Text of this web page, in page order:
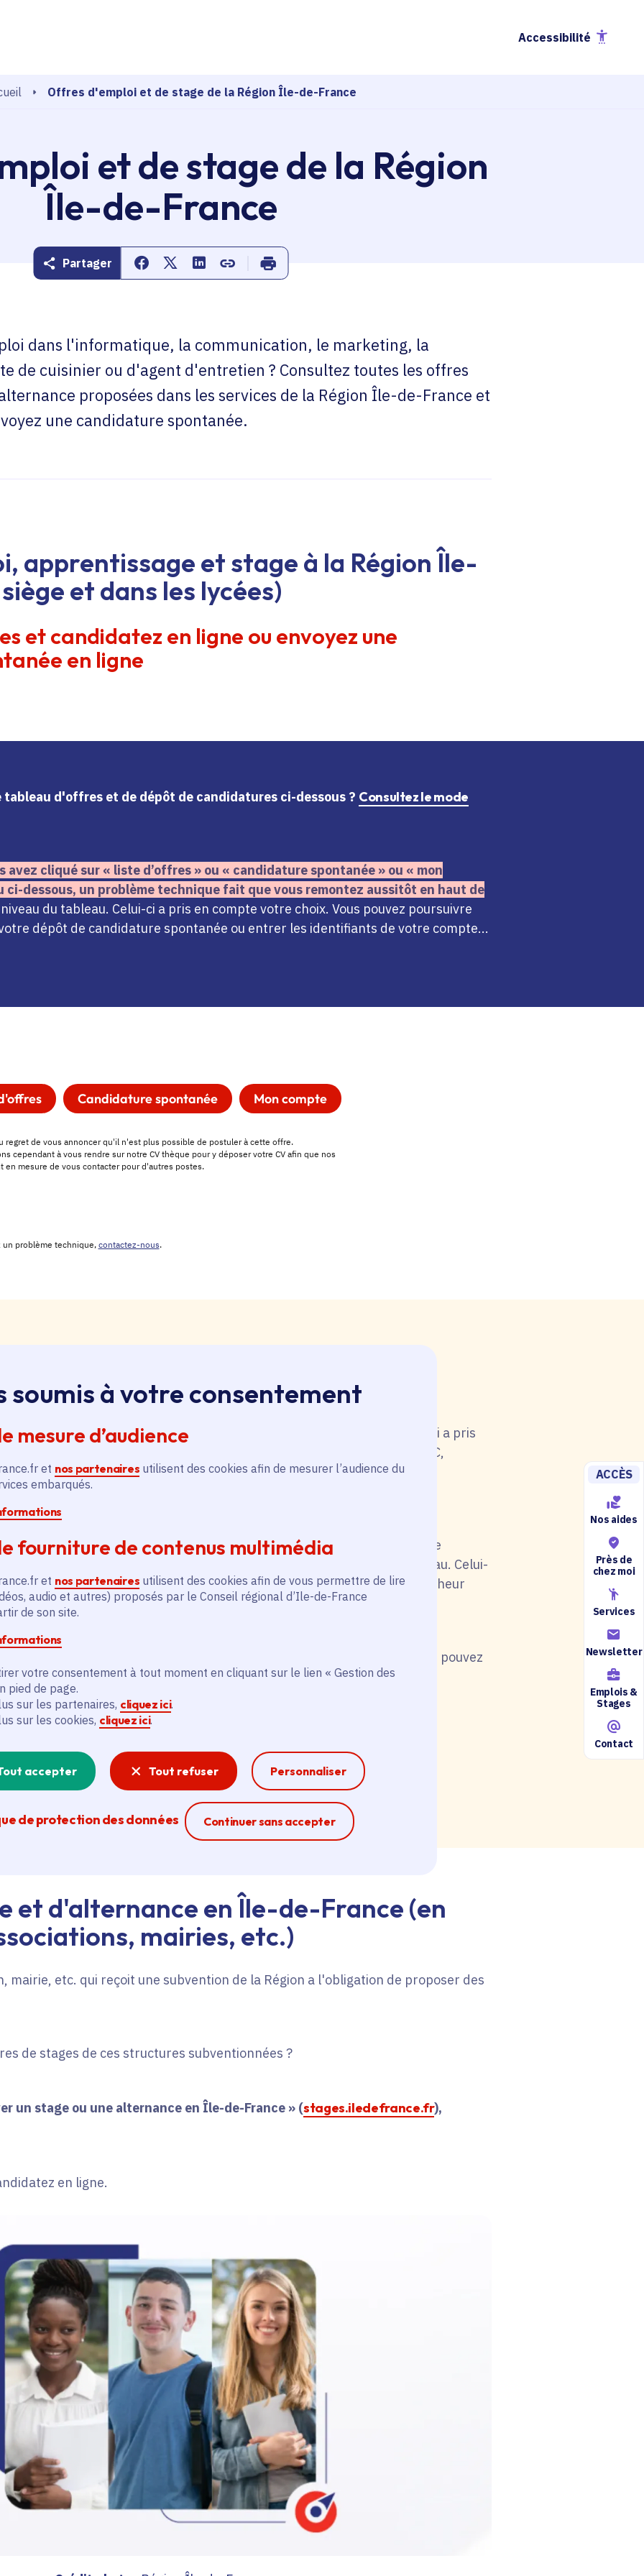
soumis à votre consentement
mesure d’audience
et nos partenaires utilisent des cookies afin de mesurer l’audience du
embarqués.
fourniture de contenus multimédia
et nos partenaires utilisent des cookies afin de vous permettre de lire
audio et autres) proposés par le Conseil régional d’Ile-de-France
de son site.
votre consentement à tout moment en cliquant sur le lien « Gestion des
pied de page.
sur les partenaires, cliquez ici.
sur les cookies, cliquez ici.
accepter Tout refuser Personnaliser
de protection des données Continuer sans accepter
Ferme la modale
Accessibilité
Offres d'emploi et de stage de la Région Île-de-France
ACCÈS
Nos aides
Près de
chez moi
Services
Newsletter
Emplois &
Stages
Contact
et de stage de la Région
Île-de-France
Partager Partager sur Facebook
Partager sur Twitter
Partager sur Linkedin
Copier dans le presse-papier
Imprimer
dans l'informatique, la communication, le marketing, la
de cuisinier ou d'agent d'entretien ? Consultez toutes les offres
proposées dans les services de la Région Île-de-France et
une candidature spontanée.
apprentissage et stage à la Région Île-
et dans les lycées)
et candidatez en ligne ou envoyez une
en ligne
d'offres et de dépôt de candidatures ci-dessous ? Consultez le mode
cliqué sur « liste d’offres » ou « candidature spontanée » ou « mon
ci-dessous, un problème technique fait que vous remontez aussitôt en haut de
du tableau. Celui-ci a pris en compte votre choix. Vous pouvez poursuivre
dépôt de candidature spontanée ou entrer les identifiants de votre compte...
apprentissage, stage
sur le bouton « Liste d'offres » pour qu'il soit en rouge. Une anomalie
aussitôt en haut de page. Redescendez au niveau du tableau. Celui-ci a pris
alors faire une recherche par catégorie (emploi de catégorie A/B/C,
filière et département (75, 77, 78, 91, 92, 93, 94, 95).
sur le bouton « Candidature spontanée » pour qu'il soit en rouge. Une
remontez aussitôt en haut de page. Redescendez au niveau du tableau. Celui-
Vous pouvez alors sélectionner siège ou lycées et votre situation (chercheur
publique ou non, apprenti, stagiaire) et candidatez.
d'emploi au siège de la Région ou dans les lycées, avant de postuler, vous pouvez
nos agents Ambassadeurs.Plus d'infos.
technique ?
technique, écrivez-nous en utilisant le formulaire accessible ici.
et d'alternance en Île-de-France (en
mairies, etc.)
mairie, etc. qui reçoit une subvention de la Région a l'obligation de proposer des
de stages de ces structures subventionnées ?
un stage ou une alternance en Île-de-France » (stages.iledefrance.fr),
en ligne.